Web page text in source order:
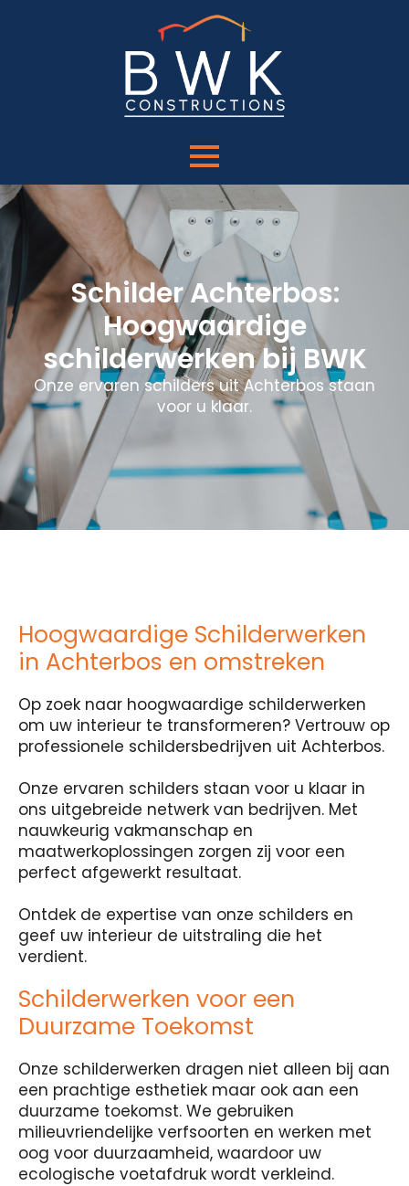
Schilder Achterbos:
Hoogwaardige
schilderwerken bij BWK
Onze ervaren schilders uit Achterbos staan
voor u klaar.
Hoogwaardige Schilderwerken
in Achterbos en omstreken
Op zoek naar hoogwaardige schilderwerken
om uw interieur te transformeren? Vertrouw op
professionele schildersbedrijven uit Achterbos.
Onze ervaren schilders staan voor u klaar in
ons uitgebreide netwerk van bedrijven. Met
nauwkeurig vakmanschap en
maatwerkoplossingen zorgen zij voor een
perfect afgewerkt resultaat.
Ontdek de expertise van onze schilders en
geef uw interieur de uitstraling die het
verdient.
Schilderwerken voor een
Duurzame Toekomst
Onze schilderwerken dragen niet alleen bij aan
een prachtige esthetiek maar ook aan een
duurzame toekomst. We gebruiken
milieuvriendelijke verfsoorten en werken met
oog voor duurzaamheid, waardoor uw
ecologische voetafdruk wordt verkleind.